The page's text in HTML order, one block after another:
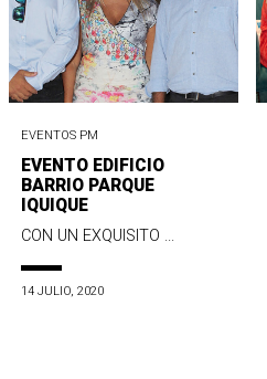
EVENTOS PM
EVENTO EDIFICIO
BARRIO PARQUE
IQUIQUE
CON UN EXQUISITO ...
14 JULIO, 2020